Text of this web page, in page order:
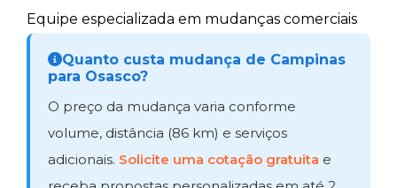
Equipe especializada em mudanças comerciais
Quanto custa mudança de Campinas
para Osasco?
O preço da mudança varia conforme
volume, distância (86 km) e serviços
adicionais. Solicite uma cotação gratuita e